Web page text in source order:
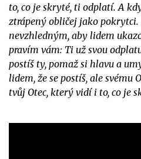
to, co je skryté, ti odplatí. A
ztrápený obličej jako
nevzhledným, aby lidem
pravím vám: Ti už svou
postíš ty, pomaž si hlavu a
lidem, že se postíš, ale svému
tvůj Otec, který vidí i to, co je